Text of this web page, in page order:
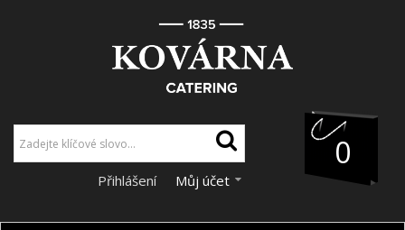
0
Přihlášení Můj účet